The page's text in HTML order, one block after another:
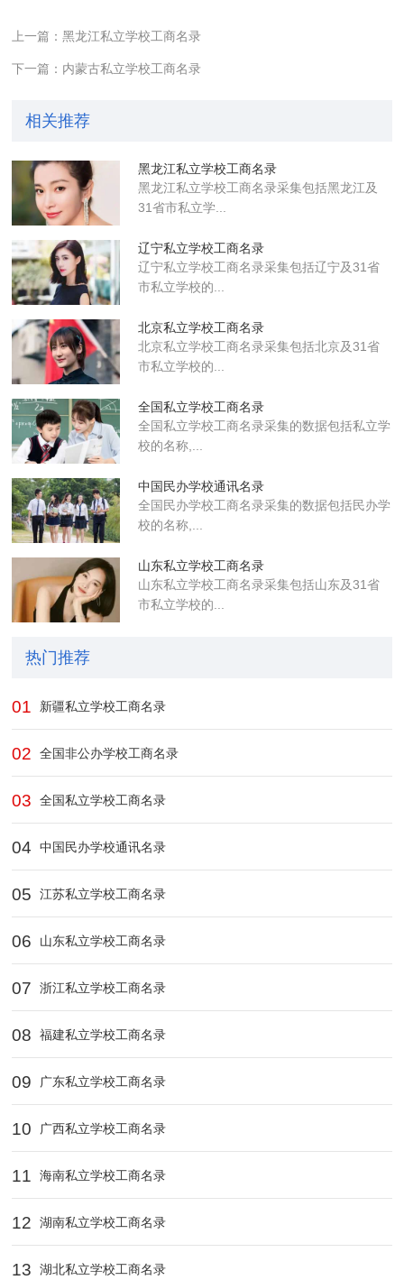
上一篇：黑龙江私立学校工商名录
下一篇：内蒙古私立学校工商名录
相关推荐
黑龙江私立学校工商名录
黑龙江私立学校工商名录采集包括黑龙江及
31省市私立学...
辽宁私立学校工商名录
辽宁私立学校工商名录采集包括辽宁及31省
市私立学校的...
北京私立学校工商名录
北京私立学校工商名录采集包括北京及31省
市私立学校的...
全国私立学校工商名录
全国私立学校工商名录采集的数据包括私立学
校的名称,...
中国民办学校通讯名录
全国民办学校工商名录采集的数据包括民办学
校的名称,...
山东私立学校工商名录
山东私立学校工商名录采集包括山东及31省
市私立学校的...
热门推荐
01 新疆私立学校工商名录
02 全国非公办学校工商名录
03 全国私立学校工商名录
04 中国民办学校通讯名录
05 江苏私立学校工商名录
06 山东私立学校工商名录
07 浙江私立学校工商名录
08 福建私立学校工商名录
09 广东私立学校工商名录
10 广西私立学校工商名录
11 海南私立学校工商名录
12 湖南私立学校工商名录
13 湖北私立学校工商名录